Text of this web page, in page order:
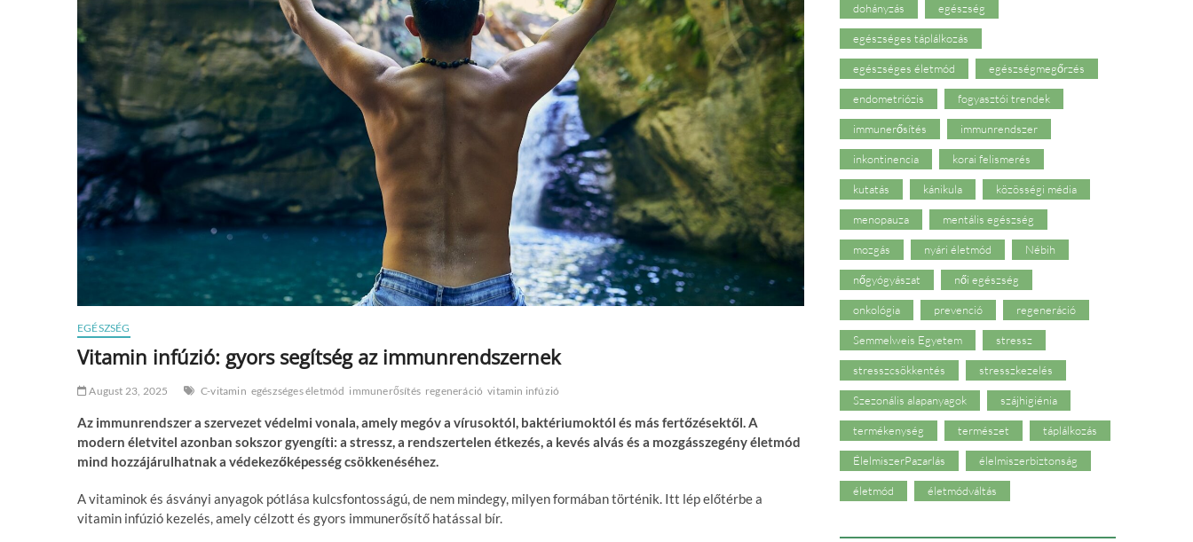
EGÉSZSÉG
Vitamin infúzió: gyors segítség az immunrendszernek
August 23, 2025 C-vitamin egészséges életmód immunerősítés regeneráció vitamin infúzió
Az immunrendszer a szervezet védelmi vonala, amely megóv a vírusoktól, baktériumoktól és más fertőzésektől. A
modern életvitel azonban sokszor gyengíti: a stressz, a rendszertelen étkezés, a kevés alvás és a mozgásszegény életmód
mind hozzájárulhatnak a védekezőképesség csökkenéséhez.
A vitaminok és ásványi anyagok pótlása kulcsfontosságú, de nem mindegy, milyen formában történik. Itt lép előtérbe a
vitamin infúzió kezelés, amely célzott és gyors immunerősítő hatással bír.
dohányzás egészség
egészséges táplálkozás
egészséges életmód egészségmegőrzés
endometriózis fogyasztói trendek
immunerősítés immunrendszer
inkontinencia korai felismerés
kutatás kánikula közösségi média
menopauza mentális egészség
mozgás nyári életmód Nébih
nőgyógyászat női egészség
onkológia prevenció regeneráció
Semmelweis Egyetem stressz
stresszcsökkentés stresszkezelés
Szezonális alapanyagok szájhigiénia
termékenység természet táplálkozás
ÉlelmiszerPazarlás élelmiszerbiztonság
életmód életmódváltás